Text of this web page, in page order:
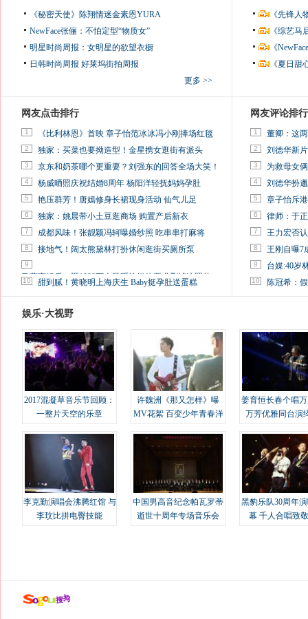
《秘密天使》陈翔情迷金素恩YURA
NewFace张俪：不怕定型“物质女”
明星时尚周报：女明星的欲望衣橱
日韩时尚周报 好莱坞街拍周报
更多 >>
《先锋
《综艺
《
《夏日
网友点击排行
1 《比利林恩》首映 章子怡范冰冰冯小刚捧场红毯
2 独家：买菜也要拗造型！金星携女逛街有派头
3 京东和奶茶哪个更重要？刘强东的回答全场大笑！
4 杨威晒照庆祝结婚8周年 杨阳洋轻抚妈妈孕肚
5 艳压群芳！唐嫣修身长裙现身活动 仙气儿足
6 独家：姚晨带小土豆逛商场 购置产后新衣
7 成都风味！张靓颖冯轲曝婚纱照 吃串串打麻将
8 接地气！阔太熊黛林打扮休闲逛街买厕所泵
9
马蓉离婚后，砸1000万人民币给媒体要求删掉这照片
10 甜到腻！黄晓明上海庆生 Baby挺孕肚送蛋糕
网友评论排行
1 董卿：这
2 刘德华新
3 为救母女
4 刘德华扮
5 章子怡斥
6 律师：于
7 王力宏否
8 王刚自曝7
9 台媒:40岁
10 陈冠希：
娱乐·大视野
2017混凝草音乐节回顾：
一整片天空的乐章
许魏洲《那又怎样》曝
MV花絮 百变少年青春洋
姜育恒长春个唱
万芳优雅同台演
李克勤演唱会沸腾红馆 与
李玟比拼电臀技能
中国男高音纪念帕瓦罗蒂
逝世十周年专场音乐会
黑豹乐队30周年
幕 千人合唱致